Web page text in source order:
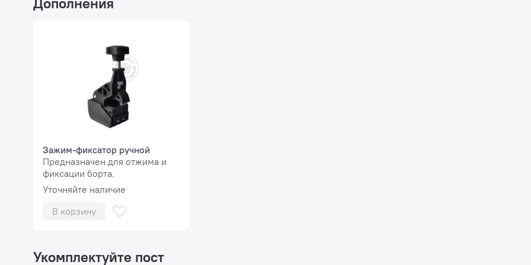
Зажим-фиксатор ручной
Предназначен для отжима и
фиксации борта.
Уточняйте наличие
В корзину
Укомплектуйте пост